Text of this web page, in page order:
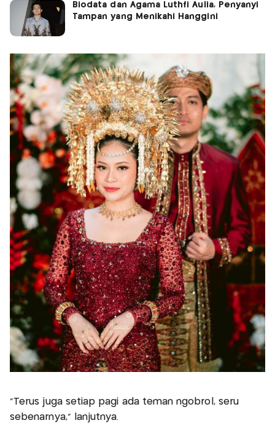
Biodata dan Agama Luthfi Aulia, Penyanyi
Tampan yang Menikahi Hanggini
"Terus juga setiap pagi ada teman ngobrol, seru
sebenarnya," lanjutnya.